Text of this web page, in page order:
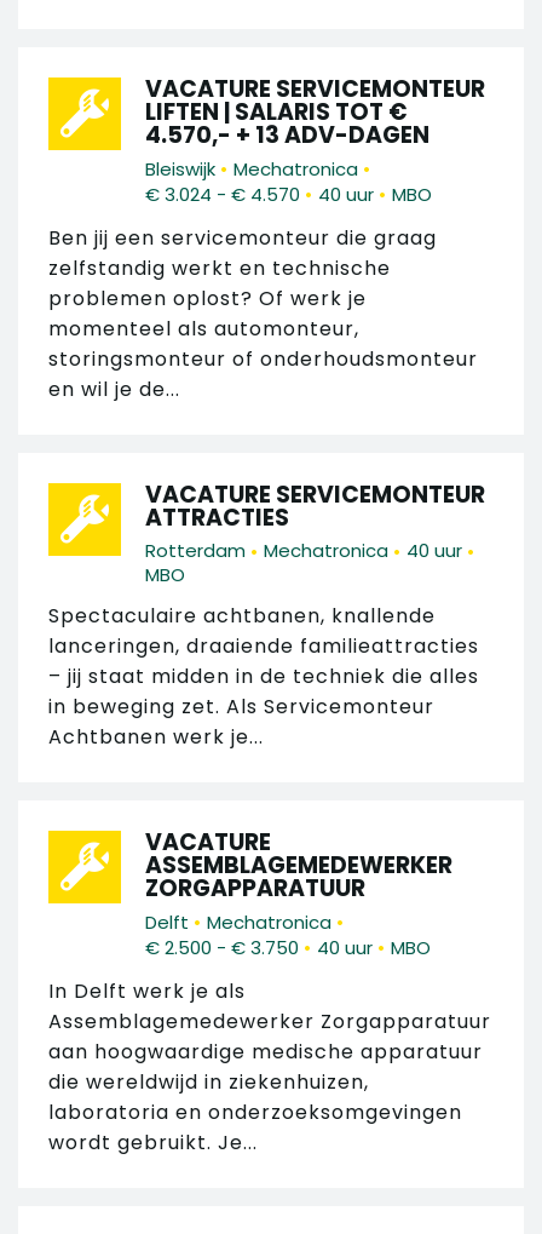
VACATURE SERVICEMONTEUR
LIFTEN | SALARIS TOT €
4.570,- + 13 ADV-DAGEN
Bleiswijk • Mechatronica •
€ 3.024 - € 4.570 • 40 uur • MBO
Ben jij een servicemonteur die graag
zelfstandig werkt en technische
problemen oplost? Of werk je
momenteel als automonteur,
storingsmonteur of onderhoudsmonteur
en wil je de...
VACATURE SERVICEMONTEUR
ATTRACTIES
Rotterdam • Mechatronica • 40 uur •
MBO
Spectaculaire achtbanen, knallende
lanceringen, draaiende familieattracties
– jij staat midden in de techniek die alles
in beweging zet. Als Servicemonteur
Achtbanen werk je...
VACATURE
ASSEMBLAGEMEDEWERKER
ZORGAPPARATUUR
Delft • Mechatronica •
€ 2.500 - € 3.750 • 40 uur • MBO
In Delft werk je als
Assemblagemedewerker Zorgapparatuur
aan hoogwaardige medische apparatuur
die wereldwijd in ziekenhuizen,
laboratoria en onderzoeksomgevingen
wordt gebruikt. Je...